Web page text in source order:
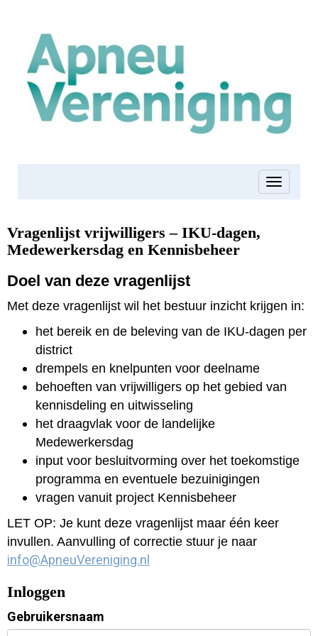
Toggle
Vragenlijst vrijwilligers – IKU-dagen,
Medewerkersdag en Kennisbeheer
Doel van deze vragenlijst
Met deze vragenlijst wil het bestuur inzicht krijgen in:
het bereik en de beleving van de IKU-dagen per
district
drempels en knelpunten voor deelname
behoeften van vrijwilligers op het gebied van
kennisdeling en uitwisseling
het draagvlak voor de landelijke
Medewerkersdag
input voor besluitvorming over het toekomstige
programma en eventuele bezuinigingen
vragen vanuit project Kennisbeheer
LET OP: Je kunt deze vragenlijst maar één keer
invullen. Aanvulling of correctie stuur je naar
ofni@ApneuVereniging.nl
Inloggen
Gebruikersnaam